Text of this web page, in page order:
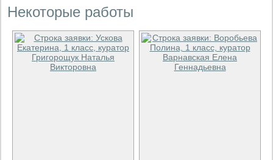
Некоторые работы